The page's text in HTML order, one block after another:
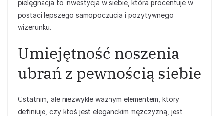
pielęgnacja to inwestycja w siebie, która procentuje w
postaci lepszego samopoczucia i pozytywnego
wizerunku.
Umiejętność noszenia
ubrań z pewnością siebie
Ostatnim, ale niezwykle ważnym elementem, który
definiuje, czy ktoś jest eleganckim mężczyzną, jest